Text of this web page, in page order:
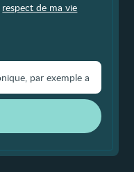
respect de ma vie